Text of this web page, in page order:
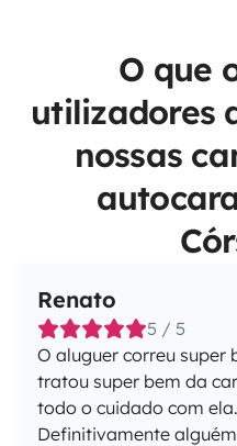
O que
utilizadores
nossas
Renato
5 / 5
O aluguer correu super
tratou super bem da
todo o cuidado com ela.
Definitivamente